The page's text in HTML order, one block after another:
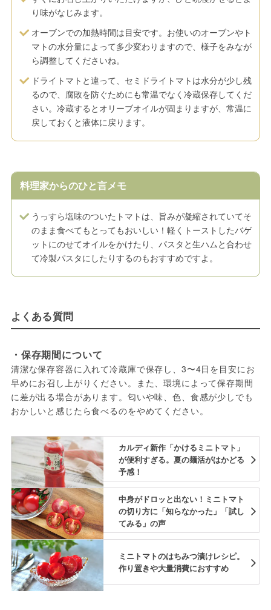
り味がなじみます。
オーブンでの加熱時間は目安です。お使いのオーブンやト
マトの水分量によって多少変わりますので、様子をみなが
ら調整してくださいね。
ドライトマトと違って、セミドライトマトは水分が少し残
るので、腐敗を防ぐためにも常温でなく冷蔵保存してくだ
さい。冷蔵するとオリーブオイルが固まりますが、常温に
戻しておくと液体に戻ります。
料理家からのひと言メモ
うっすら塩味のついたトマトは、旨みが凝縮されていてそ
のまま食べてもとってもおいしい！軽くトーストしたバゲ
ットにのせてオイルをかけたり、パスタと生ハムと合わせ
て冷製パスタにしたりするのもおすすめですよ。
よくある質問
・保存期間について
清潔な保存容器に入れて冷蔵庫で保存し、3〜4日を目安にお
早めにお召し上がりください。また、環境によって保存期間
に差が出る場合があります。匂いや味、色、食感が少しでも
おかしいと感じたら食べるのをやめてください。
カルディ新作「かけるミニトマト」
が便利すぎる。夏の麺活がはかどる
予感！
中身がドロッと出ない！ミニトマト
の切り方に「知らなかった」「試し
てみる」の声
ミニトマトのはちみつ漬けレシピ。
作り置きや大量消費におすすめ